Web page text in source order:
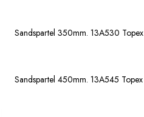
Sandspartel 350mm. 13A530 Topex
Sandspartel 450mm. 13A545 Topex